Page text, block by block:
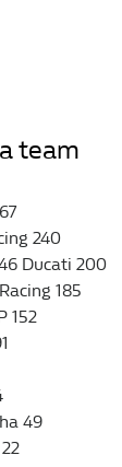
team
240
Ducati 200
185
152
49